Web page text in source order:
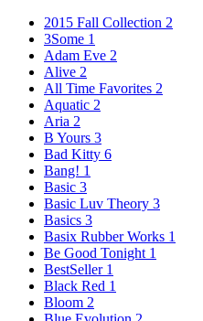
2015 Fall Collection 2
3Some 1
Adam Eve 2
Alive 2
All Time Favorites 2
Aquatic 2
Aria 2
B Yours 3
Bad Kitty 6
Bang! 1
Basic 3
Basic Luv Theory 3
Basics 3
Basix Rubber Works 1
Be Good Tonight 1
BestSeller 1
Black Red 1
Bloom 2